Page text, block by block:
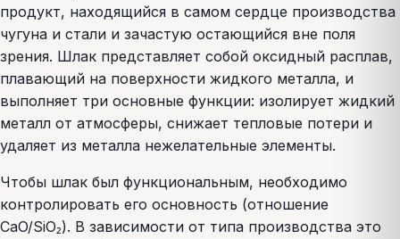
продукт, находящийся в самом сердце производства
чугуна и стали и зачастую остающийся вне поля
зрения. Шлак представляет собой оксидный расплав,
плавающий на поверхности жидкого металла, и
выполняет три основные функции: изолирует жидкий
металл от атмосферы, снижает тепловые потери и
удаляет из металла нежелательные элементы.
Чтобы шлак был функциональным, необходимо
контролировать его основность (отношение
CaO/SiO₂). В зависимости от типа производства это